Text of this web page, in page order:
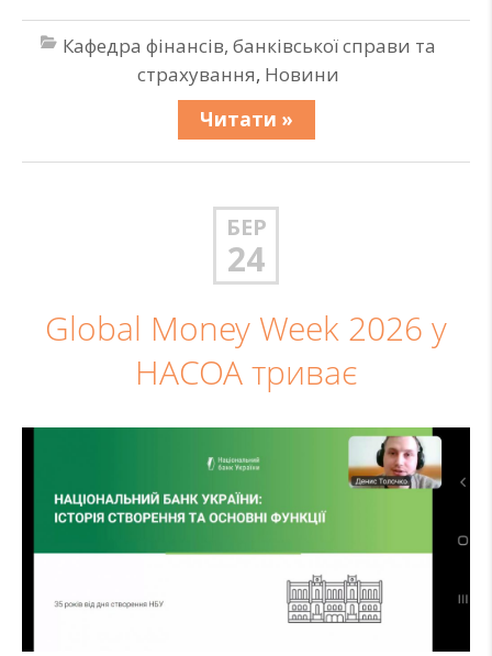
Кафедра фінансів, банківської справи та
страхування, Новини
Читати »
БЕР
24
Global Money Week 2026 у
НАСОА триває